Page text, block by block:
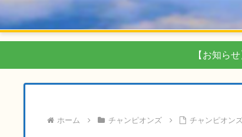
【お知ら
ホーム チャンピオンズ チャンピオン